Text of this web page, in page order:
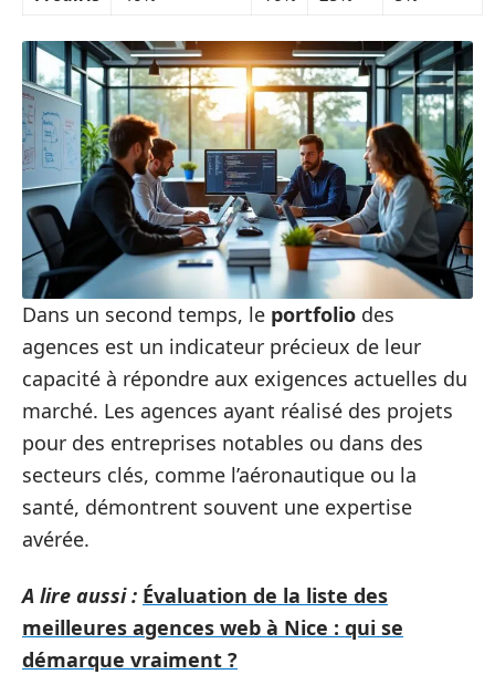
Dans un second temps, le portfolio des
agences est un indicateur précieux de leur
capacité à répondre aux exigences actuelles du
marché. Les agences ayant réalisé des projets
pour des entreprises notables ou dans des
secteurs clés, comme l’aéronautique ou la
santé, démontrent souvent une expertise
avérée.
A lire aussi : Évaluation de la liste des
meilleures agences web à Nice : qui se
démarque vraiment ?